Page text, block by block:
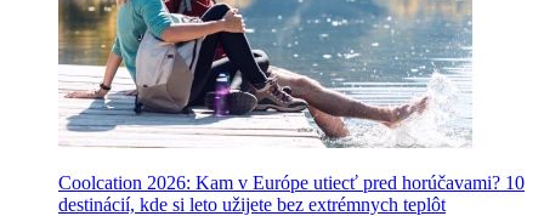
Coolcation 2026: Kam v Európe utiecť pred horúčavami? 10
destinácií, kde si leto užijete bez extrémnych teplôt